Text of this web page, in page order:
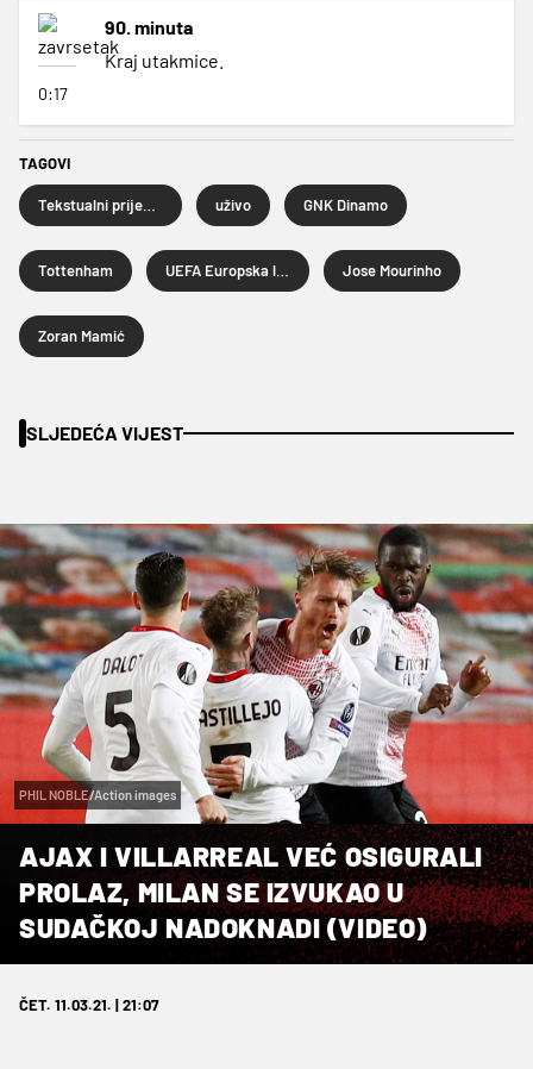
0:17
90. minuta
Kraj utakmice.
TAGOVI
uživo GNK Dinamo
Tottenham Jose Mourinho
Zoran Mamić
SLJEDEĆA VIJEST
PHIL NOBLE/Action images
AJAX I VILLARREAL VEĆ OSIGURALI
PROLAZ, MILAN SE IZVUKAO U
SUDAČKOJ NADOKNADI (VIDEO)
ČET. 11.03.21. | 21:07